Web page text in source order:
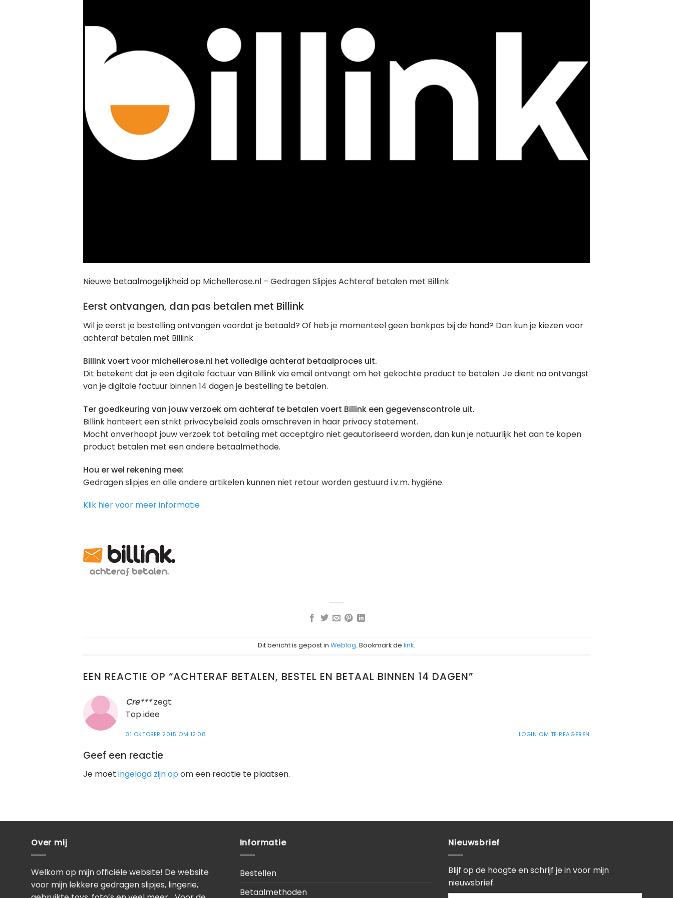
Nieuwe betaalmogelijkheid op Michellerose.nl – Gedragen Slipjes Achteraf betalen met Billink
Eerst ontvangen, dan pas betalen met Billink
Wil je eerst je bestelling ontvangen voordat je betaald? Of heb je momenteel geen bankpas bij de hand? Dan kun je kiezen voor
achteraf betalen met Billink.
Billink voert voor michellerose.nl het volledige achteraf betaalproces uit.
Dit betekent dat je een digitale factuur van Billink via email ontvangt om het gekochte product te betalen. Je dient na ontvangst
van je digitale factuur binnen 14 dagen je bestelling te betalen.
Ter goedkeuring van jouw verzoek om achteraf te betalen voert Billink een gegevenscontrole uit.
Billink hanteert een strikt privacybeleid zoals omschreven in haar privacy statement.
Mocht onverhoopt jouw verzoek tot betaling met acceptgiro niet geautoriseerd worden, dan kun je natuurlijk het aan te kopen
product betalen met een andere betaalmethode.
Hou er wel rekening mee:
Gedragen slipjes en alle andere artikelen kunnen niet retour worden gestuurd i.v.m. hygiëne.
Klik hier voor meer informatie
Dit bericht is gepost in Weblog. Bookmark de link.
EEN REACTIE OP “ACHTERAF BETALEN, BESTEL EN BETAAL BINNEN 14 DAGEN”
Cre*** zegt:
Top idee
31 OKTOBER 2015 OM 12:08 LOGIN OM TE REAGEREN
Geef een reactie
Je moetingelogd zijn opom een reactie te plaatsen.
Over mij
Welkom op mijn officiële website! De website
voor mijn lekkere gedragen slipjes, lingerie,
Informatie
Bestellen
Betaalmethoden
Nieuwsbrief
Blijf op de hoogte en schrijf je in voor mijn
nieuwsbrief.